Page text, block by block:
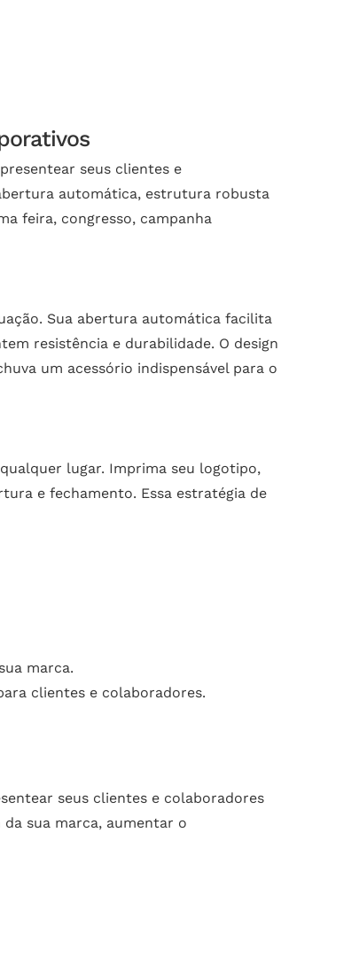
seus clientes e
automática, estrutura robusta
feira, congresso, campanha
Sua abertura automática facilita
resistência e durabilidade. O design
um acessório indispensável para o
lugar. Imprima seu logotipo,
e fechamento. Essa estratégia de
marca.
clientes e colaboradores.
seus clientes e colaboradores
sua marca, aumentar o